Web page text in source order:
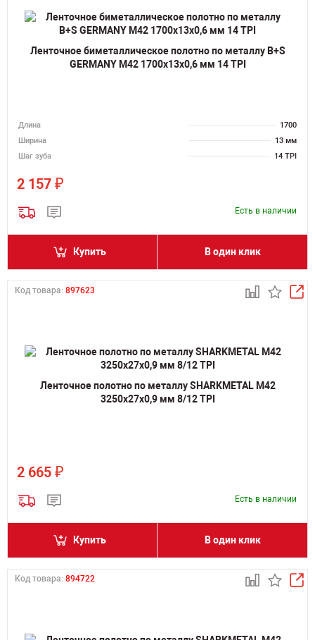
Ленточное биметаллическое полотно по металлу B+S
GERMANY M42 1700х13х0,6 мм 14 TPI
Длина
1700
Ширина
13 мм
Шаг зуба
14 TPI
2 157 ₽
Есть в наличии
Купить В один клик
Код товара: 897623
Ленточное полотно по металлу SHARKMETAL M42
3250х27х0,9 мм 8/12 TPI
2 665 ₽
Есть в наличии
Купить В один клик
Код товара: 894722